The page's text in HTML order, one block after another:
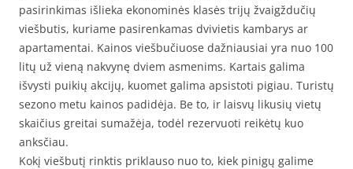
pasirinkimas išlieka ekonominės klasės trijų žvaigždučių
viešbutis, kuriame pasirenkamas dvivietis kambarys ar
apartamentai. Kainos viešbučiuose dažniausiai yra nuo 100
litų už vieną nakvynę dviem asmenims. Kartais galima
išvysti puikių akcijų, kuomet galima apsistoti pigiau. Turistų
sezono metu kainos padidėja. Be to, ir laisvų likusių vietų
skaičius greitai sumažėja, todėl rezervuoti reikėtų kuo
anksčiau.
Kokį viešbutį rinktis priklauso nuo to, kiek pinigų galime